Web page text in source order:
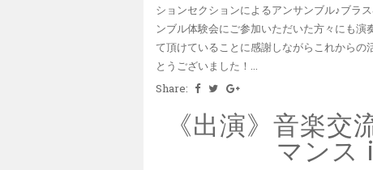
ションセクションによるアンサンブル♪ブラ
ンブル体験会にご参加いただいた方々にも
て頂けていることに感謝しながらこれから
とうございました！...
Share:
《出演》音楽
マンス